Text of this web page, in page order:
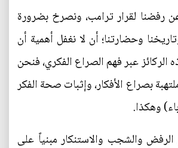
رفضنا لقرار ترامب، ونصرخ بضرورة
وحضارتنا؛ أن لا نغفل أهمية أن
عبر فهم الصراع الفكري، فنحن
بصراع الأفكار، وإثبات صحة الفكر
وهكذا.
والشجب والاستنكار مبنياً على